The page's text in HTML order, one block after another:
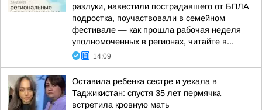
разлуки, навестили пострадавшего от БПЛА
подростка, поучаствовали в семейном
фестивале — как прошла рабочая неделя
уполномоченных в регионах, читайте в...
14:09
Оставила ребенка сестре и уехала в
Таджикистан: спустя 35 лет пермячка
встретила кровную мать